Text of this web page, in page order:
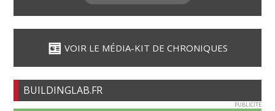
VOIR LE MÉDIA-KIT DE CHRONIQUES
BUILDINGLAB.FR
PUBLICITE